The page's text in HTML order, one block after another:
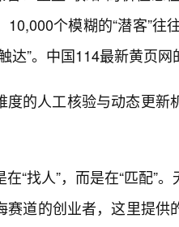
10,000个模糊的“潜客”
达”。中国114最新黄页
度的人工核验与动态更新
在“找人”，而是在“匹配”
赛道的创业者，这里提